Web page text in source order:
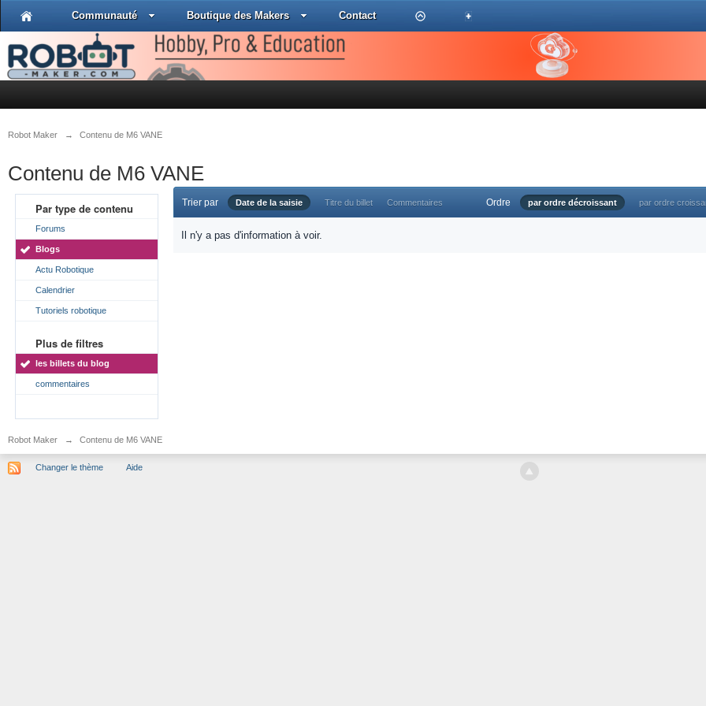
Communauté Boutique des Makers Contact
Robot Maker → Contenu de M6 VANE
Contenu de M6 VANE
Par type de contenu
Forums
Blogs
Actu Robotique
Calendrier
Tutoriels robotique
Plus de filtres
les billets du blog
commentaires
Trier par Date de la saisie Titre du billet Commentaires Ordre par ordre décroissant par ordre
Il n'y a pas d'information à voir.
Robot Maker → Contenu de M6 VANE
Changer le thème Aide